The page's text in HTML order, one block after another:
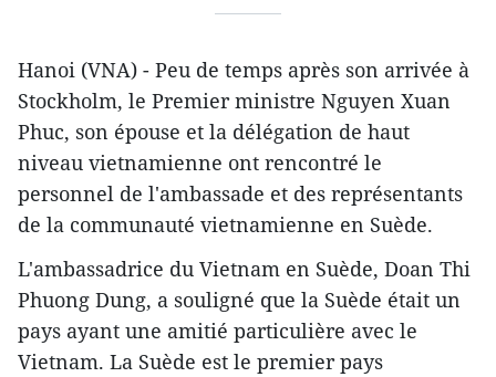
Hanoi (VNA) - Peu de temps après son arrivée à
Stockholm, le Premier ministre Nguyen Xuan
Phuc, son épouse et la délégation de haut
niveau vietnamienne ont rencontré le
personnel de l'ambassade et des représentants
de la communauté vietnamienne en Suède.
L'ambassadrice du Vietnam en Suède, Doan Thi
Phuong Dung, a souligné que la Suède était un
pays ayant une amitié particulière avec le
Vietnam. La Suède est le premier pays